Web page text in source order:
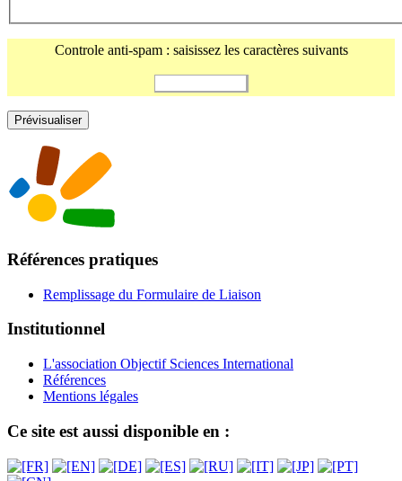
Controle anti-spam : saisissez les caractères suivants
Références pratiques
Remplissage du Formulaire de Liaison
Institutionnel
L'association Objectif Sciences International
Références
Mentions légales
Ce site est aussi disponible en :